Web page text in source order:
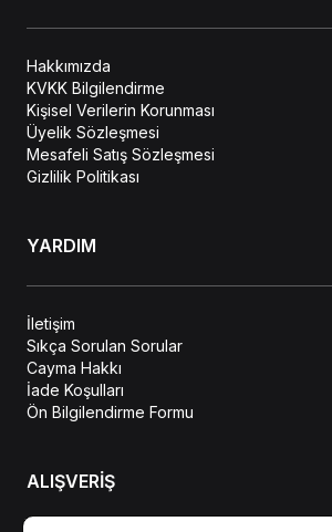
Hakkımızda
KVKK Bilgilendirme
Kişisel Verilerin Korunması
Üyelik Sözleşmesi
Mesafeli Satış Sözleşmesi
Gizlilik Politikası
YARDIM
İletişim
Sıkça Sorulan Sorular
Cayma Hakkı
İade Koşulları
Ön Bilgilendirme Formu
ALIŞVERİŞ